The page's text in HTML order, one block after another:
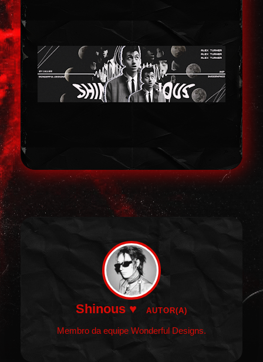
Shinous ♥ AUTOR(A)
Membro da equipe Wonderful Designs.